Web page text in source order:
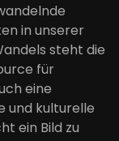
in unserer
steht die
für
eine
und kulturelle
ein Bild zu